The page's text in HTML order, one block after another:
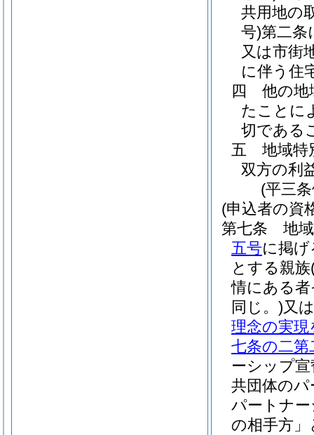
共用地の
号)第二条
又は市街
に伴う住
四
他の地
たことに
切である
五
地域特
双方の利
(平三
(申込者の資
第七条
地
五号に掲
とする親族
情にある
同じ。)又は
理念の実
七条の二第
ーシップ
共団体の
パートナ
の相手方